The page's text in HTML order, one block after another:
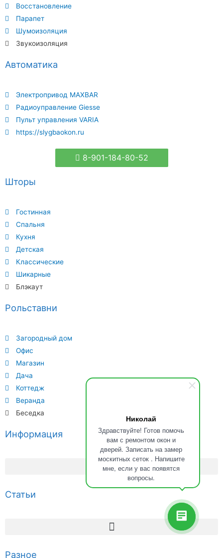
Николай
Здравствуйте! Готов помочь
вам с ремонтом окон и
дверей. Записать на замер
москитных сеток . Напишите
мне, если у вас появятся
вопросы.
Рольставни
Загородный дом
Офис
Магазин
Дача
Коттедж
Веранда
Беседка
Шторы
Гостинная
Спальня
Кухня
Детская
Классические
Шикарные
Блэкаут
Автоматика
Электропривод MAXBAR
Радиоуправление Giesse
Пульт управления VARIA
https://slygbaokon.ru
8-901-184-80-52
Восстановление
Парапет
Шумоизоляция
Звукоизоляция
Информация
Статьи
Разное